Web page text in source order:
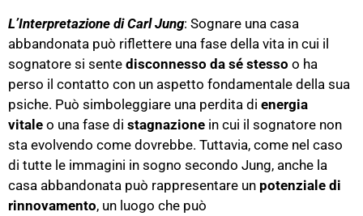
L’Interpretazione di Carl Jung: Sognare una casa
abbandonata può riflettere una fase della vita in cui il
sognatore si sente disconnesso da sé stesso o ha
perso il contatto con un aspetto fondamentale della sua
psiche. Può simboleggiare una perdita di energia
vitale o una fase di stagnazione in cui il sognatore non
sta evolvendo come dovrebbe. Tuttavia, come nel caso
di tutte le immagini in sogno secondo Jung, anche la
casa abbandonata può rappresentare un potenziale di
rinnovamento, un luogo che può